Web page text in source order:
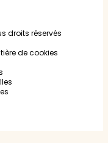
droits réservés
de cookies